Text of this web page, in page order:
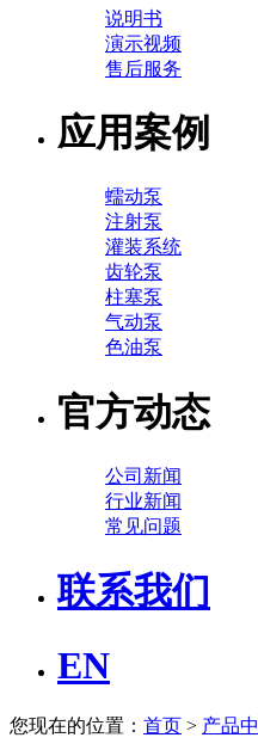
说明书
演示视频
售后服务
应用案例
蠕动泵
注射泵
灌装系统
齿轮泵
柱塞泵
气动泵
色油泵
官方动态
公司新闻
行业新闻
常见问题
联系我们
EN
您现在的位置： 首页 > 产品